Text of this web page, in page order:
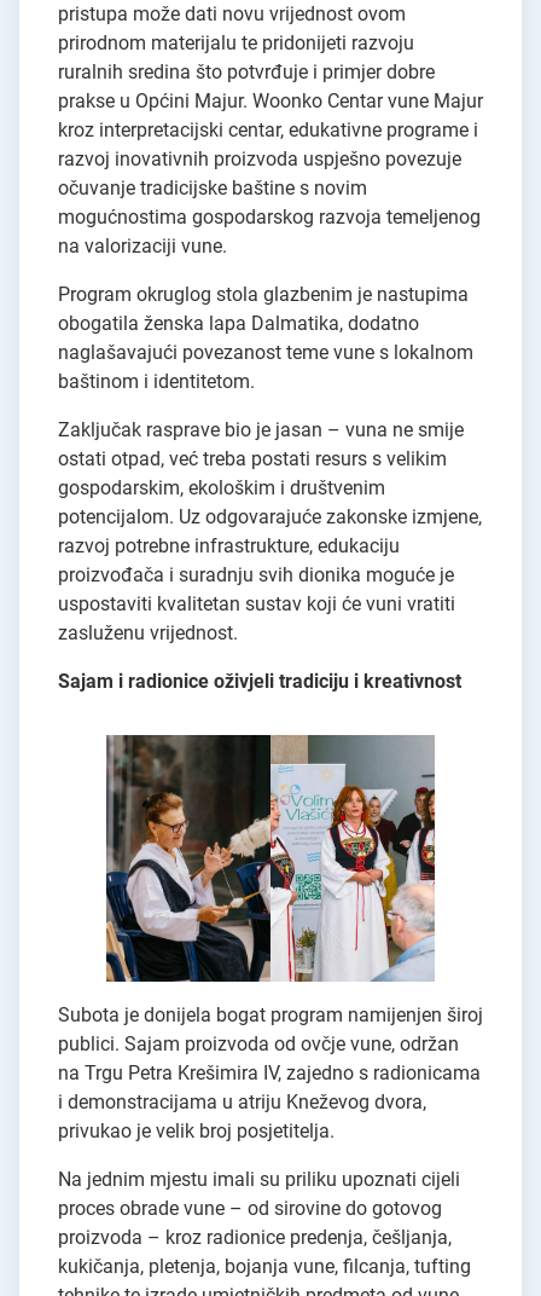
pristupa može dati novu vrijednost ovom
prirodnom materijalu te pridonijeti razvoju
ruralnih sredina što potvrđuje i primjer dobre
prakse u Općini Majur. Woonko Centar vune Majur
kroz interpretacijski centar, edukativne programe i
razvoj inovativnih proizvoda uspješno povezuje
očuvanje tradicijske baštine s novim
mogućnostima gospodarskog razvoja temeljenog
na valorizaciji vune.
Program okruglog stola glazbenim je nastupima
obogatila ženska lapa Dalmatika, dodatno
naglašavajući povezanost teme vune s lokalnom
baštinom i identitetom.
Zaključak rasprave bio je jasan – vuna ne smije
ostati otpad, već treba postati resurs s velikim
gospodarskim, ekološkim i društvenim
potencijalom. Uz odgovarajuće zakonske izmjene,
razvoj potrebne infrastrukture, edukaciju
proizvođača i suradnju svih dionika moguće je
uspostaviti kvalitetan sustav koji će vuni vratiti
zasluženu vrijednost.
Sajam i radionice oživjeli tradiciju i kreativnost
Subota je donijela bogat program namijenjen široj
publici. Sajam proizvoda od ovčje vune, održan
na Trgu Petra Krešimira IV, zajedno s radionicama
i demonstracijama u atriju Kneževog dvora,
privukao je velik broj posjetitelja.
Na jednim mjestu imali su priliku upoznati cijeli
proces obrade vune – od sirovine do gotovog
proizvoda – kroz radionice predenja, češljanja,
kukičanja, pletenja, bojanja vune, filcanja, tufting